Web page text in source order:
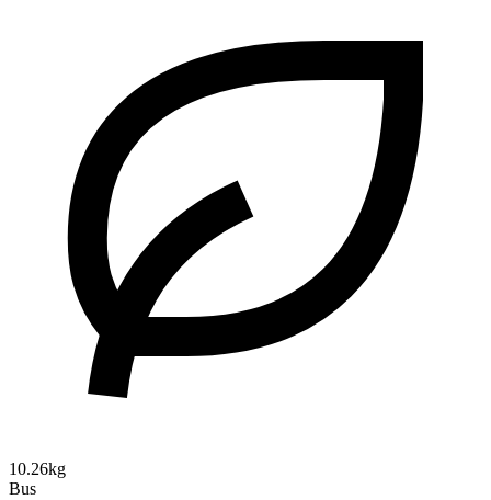
10.26kg
Bus